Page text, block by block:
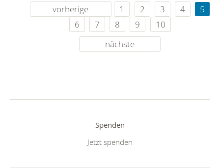
vorherige 1 2 3 4
5
6
7 8 9
10
nächste
Spenden
Jetzt spenden